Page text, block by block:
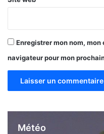
Enregistrer mon nom,
navigateur pour mon
Météo